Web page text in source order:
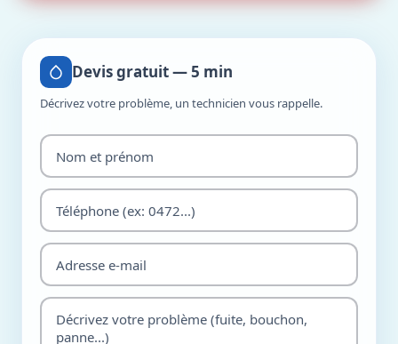
Devis gratuit — 5 min
Décrivez votre problème, un technicien vous rappelle.